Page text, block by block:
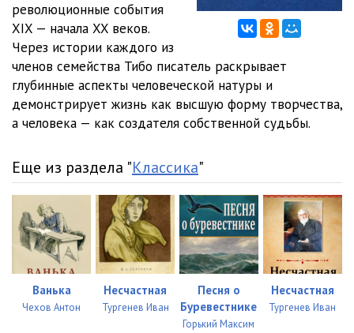
013
014
015
016 25:04
018
019 29:51
020 27:52
021 29:33
022 23:51
революционные события
XIX — начала XX веков.
Через истории каждого из
членов семейства Тибо писатель раскрывает
глубинные аспекты человеческой натуры и
демонстрирует жизнь как высшую форму творчества,
а человека — как создателя собственной судьбы.
Еще из раздела "Классика"
Ванька
Чехов Антон
Несчастная
Тургенев Иван
Песня о
Буревестнике
Горький Максим
Несчастная
Тургенев Иван